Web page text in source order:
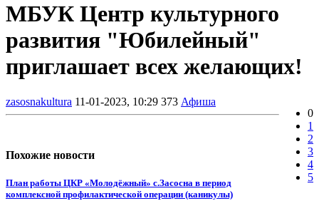
МБУК Центр культурного
развития "Юбилейный"
приглашает всех желающих!
zasosnakultura 11-01-2023, 10:29 373 Афиша
0
1
2
3
4
5
Похожие новости
План работы ЦКР «Молодёжный» с.Засосна в период
комплексной профилактической операции (каникулы)